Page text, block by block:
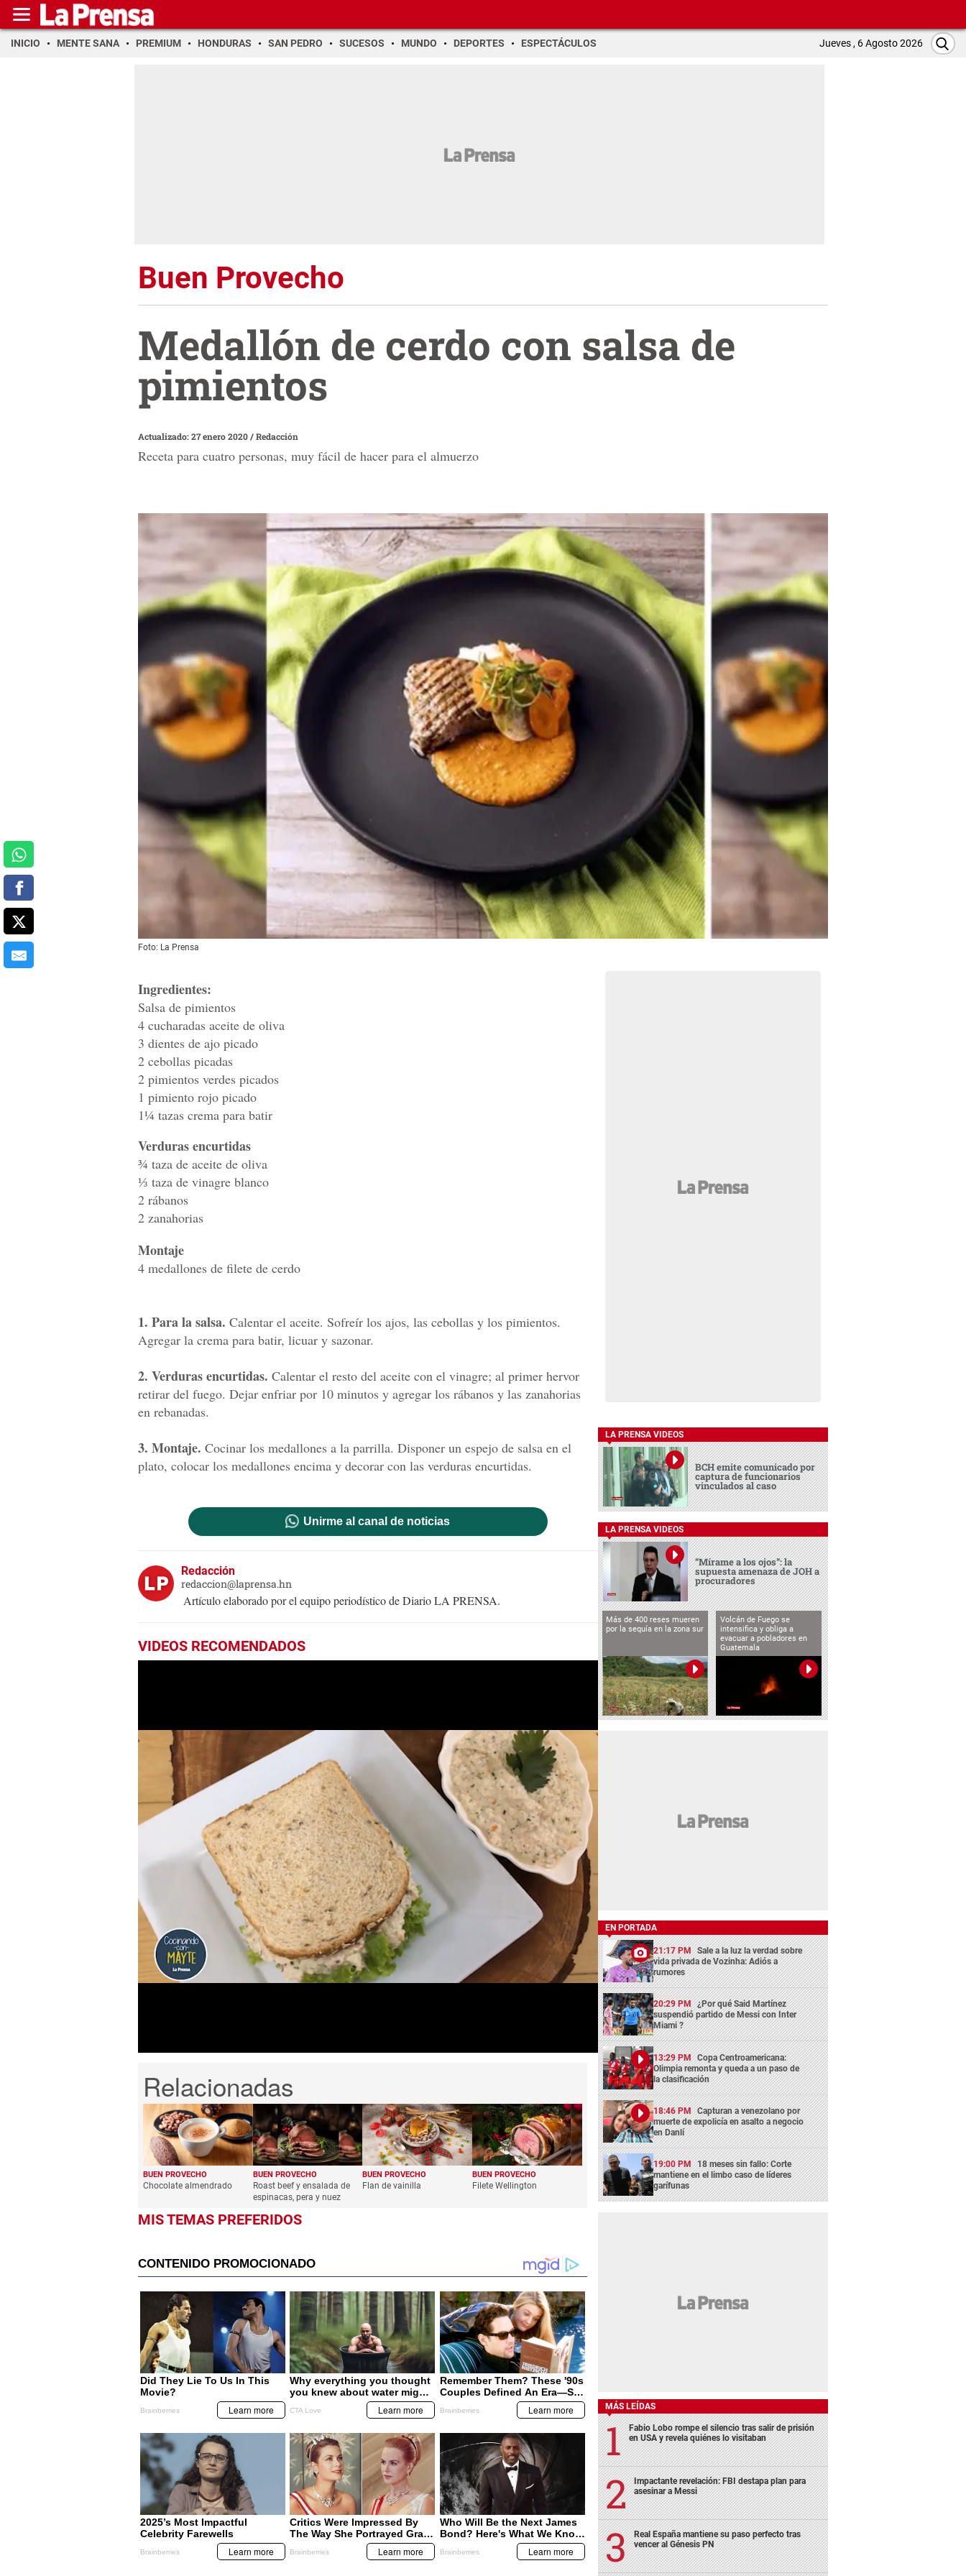
INICIO MENTE SANA PREMIUM HONDURAS SAN PEDRO SUCESOS MUNDO DEPORTES ESPECTÁCULOS Jueves , 6 Agosto 2026
Buen Provecho
Medallón de cerdo con salsa de
pimientos
Actualizado: 27 enero 2020/Redacción
Receta para cuatro personas, muy fácil de hacer para el almuerzo
Foto: La Prensa
Ingredientes:
Salsa de pimientos
4 cucharadas aceite de oliva
3 dientes de ajo picado
2 cebollas picadas
2 pimientos verdes picados
1 pimiento rojo picado
1¼ tazas crema para batir
Verduras encurtidas
¾ taza de aceite de oliva
⅓ taza de vinagre blanco
2 rábanos
2 zanahorias
Montaje
4 medallones de filete de cerdo
1. Para la salsa. Calentar el aceite. Sofreír los ajos, las cebollas y los pimientos.
Agregar la crema para batir, licuar y sazonar.
2. Verduras encurtidas. Calentar el resto del aceite con el vinagre; al primer hervor
retirar del fuego. Dejar enfriar por 10 minutos y agregar los rábanos y las zanahorias
en rebanadas.
3. Montaje. Cocinar los medallones a la parrilla. Disponer un espejo de salsa en el
plato, colocar los medallones encima y decorar con las verduras encurtidas.
Unirme al canal de noticias
Redacción
redaccion@laprensa.hn
Artículo elaborado por el equipo periodístico de Diario LA PRENSA.
VIDEOS RECOMENDADOS
seconds
minute,
38
BUEN PROVECHO
Chocolate almendrado
BUEN PROVECHO
Roast beef y ensalada de
espinacas, pera y nuez
BUEN PROVECHO
Flan de vainilla
BUEN PROVECHO
Filete Wellington
MIS TEMAS PREFERIDOS
LA PRENSA VIDEOS
BCH emite comunicado por
captura de funcionarios
vinculados al caso
LA PRENSA VIDEOS
“Mírame a los ojos”: la
supuesta amenaza de JOH a
procuradores
Más de 400 reses mueren
por la sequía en la zona sur
Volcán de Fuego se
intensifica y obliga a
evacuar a pobladores en
Guatemala
EN PORTADA
21:17 PM Sale a la luz la verdad sobre
vida privada de Vozinha: Adiós a
rumores
20:29 PM ¿Por qué Said Martínez
suspendió partido de Messi con Inter
Miami ?
13:29 PM Copa Centroamericana:
Olimpia remonta y queda a un paso de
la clasificación
18:46 PM Capturan a venezolano por
muerte de expolicía en asalto a negocio
en Danlí
19:00 PM 18 meses sin fallo: Corte
mantiene en el limbo caso de líderes
garífunas
MÁS LEÍDAS
Fabio Lobo rompe el silencio tras salir de prisión
en USA y revela quiénes lo visitaban
Impactante revelación: FBI destapa plan para
asesinar a Messi
Real España mantiene su paso perfecto tras
vencer al Génesis PN